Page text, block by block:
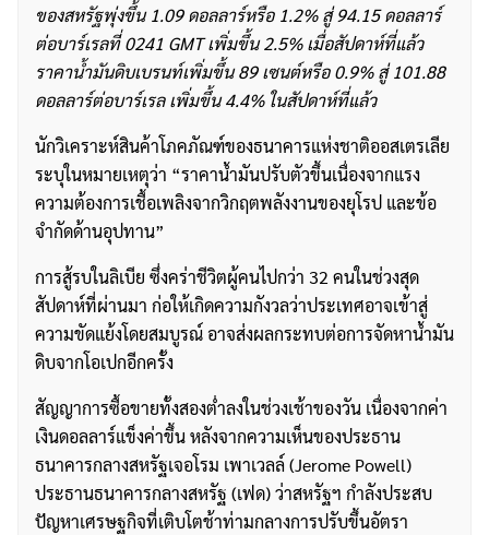
ของสหรัฐพุ่งขึ้น 1.09 ดอลลาร์หรือ 1.2% สู่ 94.15 ดอลลาร์
ต่อบาร์เรลที่ 0241 GMT เพิ่มขึ้น 2.5% เมื่อสัปดาห์ที่แล้ว
ราคาน้ำมันดิบเบรนท์เพิ่มขึ้น 89 เซนต์หรือ 0.9% สู่ 101.88
ดอลลาร์ต่อบาร์เรล เพิ่มขึ้น 4.4% ในสัปดาห์ที่แล้ว
นักวิเคราะห์สินค้าโภคภัณฑ์ของธนาคารแห่งชาติออสเตรเลีย
ระบุในหมายเหตุว่า “ราคาน้ำมันปรับตัวขึ้นเนื่องจากแรง
ความต้องการเชื้อเพลิงจากวิกฤตพลังงานของยุโรป และข้อ
จำกัดด้านอุปทาน”
การสู้รบในลิเบีย ซึ่งคร่าชีวิตผู้คนไปกว่า 32 คนในช่วงสุด
สัปดาห์ที่ผ่านมา ก่อให้เกิดความกังวลว่าประเทศอาจเข้าสู่
ความขัดแย้งโดยสมบูรณ์ อาจส่งผลกระทบต่อการจัดหาน้ำมัน
ดิบจากโอเปกอีกครั้ง
สัญญาการซื้อขายทั้งสองต่ำลงในช่วงเช้าของวัน เนื่องจากค่า
เงินดอลลาร์แข็งค่าขึ้น หลังจากความเห็นของประธาน
ธนาคารกลางสหรัฐเจอโรม เพาเวลล์ (Jerome Powell)
ประธานธนาคารกลางสหรัฐ (เฟด) ว่าสหรัฐฯ กำลังประสบ
ปัญหาเศรษฐกิจที่เติบโตช้าท่ามกลางการปรับขึ้นอัตรา